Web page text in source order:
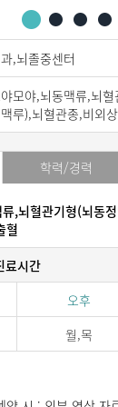
,뇌졸중센터
모야,뇌동맥류,뇌
루),뇌혈관종,비외
학력/경력
,뇌혈관기형(뇌동
혈
료시간
오후
월,목